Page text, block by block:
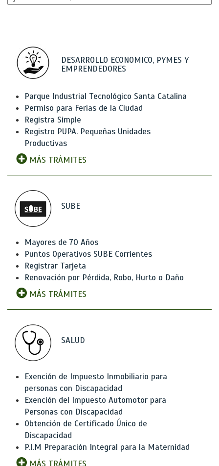
DESARROLLO ECONOMICO, PYMES Y
EMPRENDEDORES
Parque Industrial Tecnológico Santa Catalina
Permiso para Ferias de la Ciudad
Registra Simple
Registro PUPA. Pequeñas Unidades
Productivas
MÁS TRÁMITES
SUBE
Mayores de 70 Años
Puntos Operativos SUBE Corrientes
Registrar Tarjeta
Renovación por Pérdida, Robo, Hurto o Daño
MÁS TRÁMITES
SALUD
Exención de Impuesto Inmobiliario para
personas con Discapacidad
Exención del Impuesto Automotor para
Personas con Discapacidad
Obtención de Certificado Único de
Discapacidad
P.I.M Preparación Integral para la Maternidad
MÁS TRÁMITES